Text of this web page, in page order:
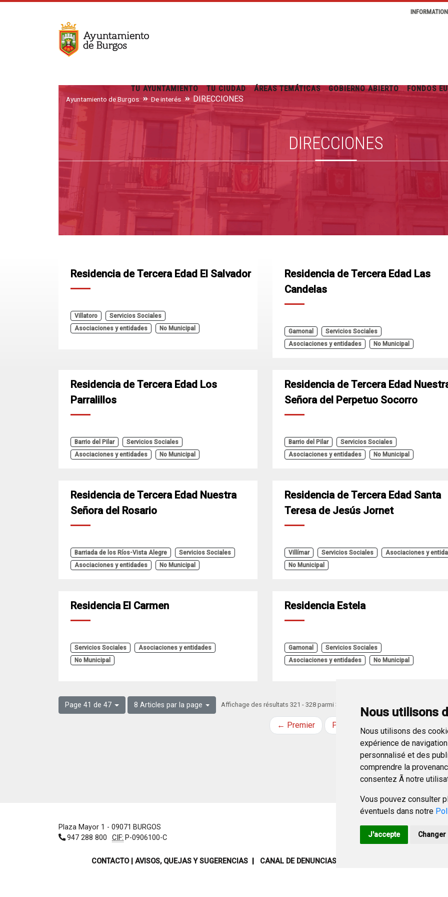
Nous utilisons
Nous utilisons des
expérience de
personnalisé et des
comprendre la
consentez Ã notre
Vous pouvez consulter
éventuels dans notre
J'accepte
TU AYUNTAMIENTO TU CIUDAD ÁREAS TEMÁTICAS GOBIERNO ABIERTO FONDOS
Ayuntamiento de Burgos De interés DIRECCIONES
DIRECCIONES
Residencia de Tercera Edad El Salvador
Villatoro
Servicios Sociales
Asociaciones y entidades
No Municipal
Residencia de Tercera Edad Las
Candelas
Gamonal
Servicios Sociales
Asociaciones y entidades
No Municipal
Residencia de Tercera Edad Los
Parralillos
Barrio del Pilar
Servicios Sociales
Asociaciones y entidades
No Municipal
Residencia de Tercera Edad
Señora del Perpetuo Socorro
Barrio del Pilar
Servicios Sociales
Asociaciones y entidades
No Municipal
Residencia de Tercera Edad Nuestra
Señora del Rosario
Barriada de los Ríos-Vista Alegre
Servicios Sociales
Asociaciones y entidades
No Municipal
Residencia de Tercera Edad Santa
Teresa de Jesús Jornet
Villímar Servicios Sociales
Asociaciones y
No Municipal
Residencia El Carmen
Servicios Sociales
Asociaciones y entidades
No Municipal
Residencia Estela
Gamonal
Servicios Sociales
Asociaciones y entidades
No Municipal
Page 41 de 47 8 Articles par la page Affichage des résultats 321 - 328 parmi 369.
← Premier Précédent
Plaza Mayor 1 - 09071 BURGOS
947 288 800
CIF: P-0906100-C
CONTACTO | AVISOS, QUEJAS Y SUGERENCIAS CANAL DE DENUNCIAS